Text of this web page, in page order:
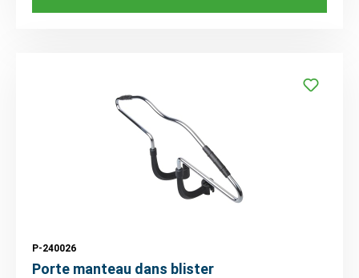
P-240026
Porte manteau dans blister